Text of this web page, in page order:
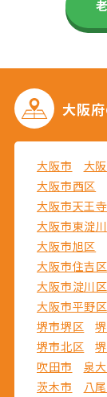
大阪
大阪市 大
大阪市西区
大阪市天王
大阪市東淀
大阪市旭区
大阪市住吉区
大阪市淀川区
大阪市平野区
堺市堺区
堺市北区
吹田市
泉
茨木市
八